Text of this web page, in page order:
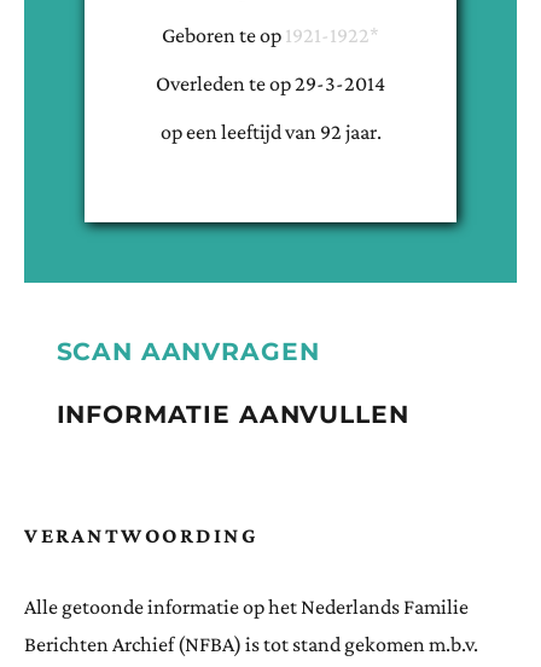
Geboren teop 1921-1922*
Overleden teop29-3-2014
op een leeftijd van 92 jaar.
SCAN AANVRAGEN
INFORMATIE AANVULLEN
VERANTWOORDING
Alle getoonde informatie op het Nederlands Familie
Berichten Archief (NFBA) is tot stand gekomen m.b.v.